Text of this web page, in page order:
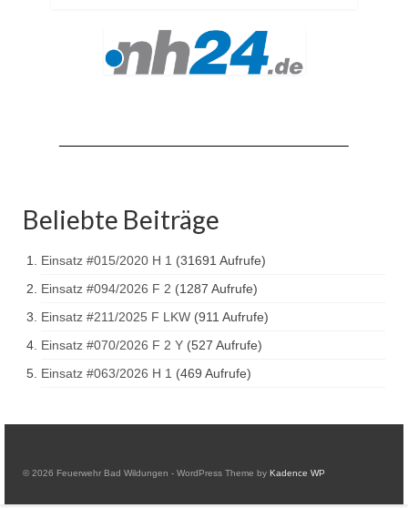
Jahresrückblick 2017
Jahresrückblick 2018
Jahresrückblick 2020
Jahresrückblick 2022
Jahresrückblick 2023
Jahresrückblick 2024
Tag der offenen Tür 2018
Beliebte Beiträge
Einsatz #015/2020 H 1 (31691 Aufrufe)
Einsatz #094/2026 F 2 (1287 Aufrufe)
Einsatz #211/2025 F LKW (911 Aufrufe)
Einsatz #070/2026 F 2 Y (527 Aufrufe)
Einsatz #063/2026 H 1 (469 Aufrufe)
© 2026 Feuerwehr Bad Wildungen - WordPress Theme by Kadence WP